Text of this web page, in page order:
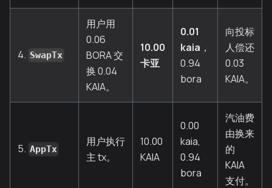
4. SwapTx
用户用
0.06
BORA 交
换 0.04
KAIA。
10.00
卡亚
0.01
kaia ，
0.94
bora
向投标
人偿还
0.03
KAIA。
5. AppTx
用户执行
主 tx。
10.00
KAIA
0.00
kaia,
0.94
bora
汽油费
由换来
的
KAIA
支付。